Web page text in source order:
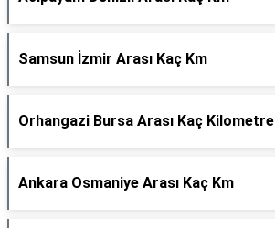
Samsun İzmir Arası Kaç Km
Orhangazi Bursa Arası Kaç Kilometre
Ankara Osmaniye Arası Kaç Km